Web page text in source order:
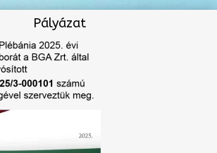
Pályázat